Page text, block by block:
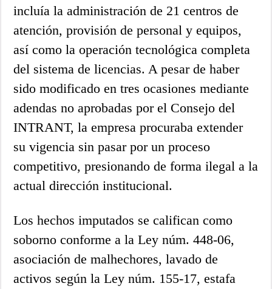
incluía la administración de 21 centros de
atención, provisión de personal y equipos,
así como la operación tecnológica completa
del sistema de licencias. A pesar de haber
sido modificado en tres ocasiones mediante
adendas no aprobadas por el Consejo del
INTRANT, la empresa procuraba extender
su vigencia sin pasar por un proceso
competitivo, presionando de forma ilegal a la
actual dirección institucional.
Los hechos imputados se califican como
soborno conforme a la Ley núm. 448-06,
asociación de malhechores, lavado de
activos según la Ley núm. 155-17, estafa